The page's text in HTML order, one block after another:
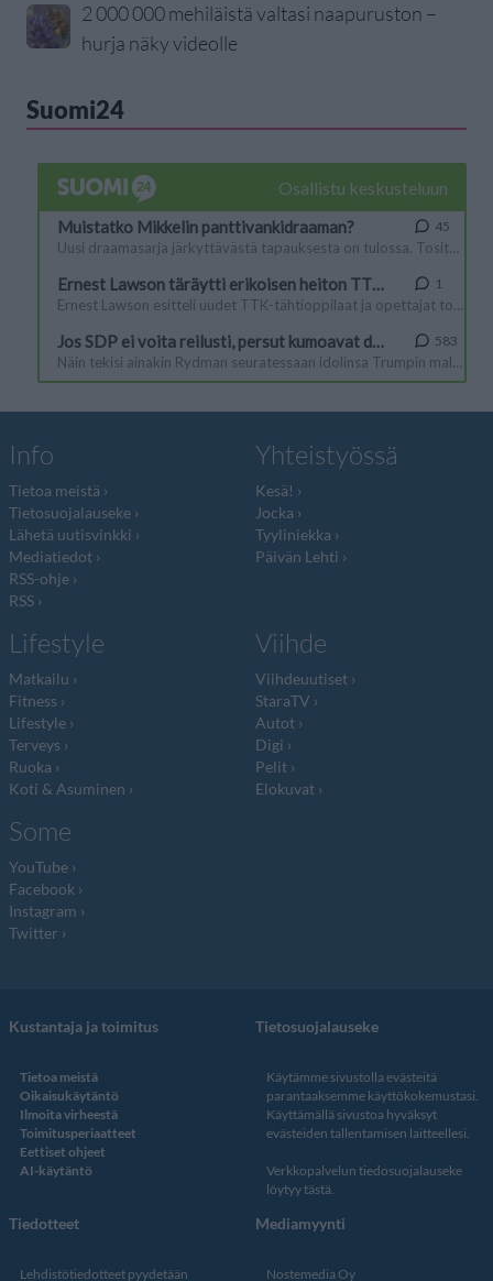
2 000 000 mehiläistä valtasi naapuruston –
hurja näky videolle
Suomi24
Info
Tietoa meistä
Tietosuojalauseke
Lähetä uutisvinkki
Mediatiedot
RSS-ohje
RSS
Yhteistyössä
Kesä!
Jocka
Tyyliniekka
Päivän Lehti
Lifestyle
Matkailu
Fitness
Lifestyle
Terveys
Ruoka
Koti & Asuminen
Viihde
Viihdeuutiset
StaraTV
Autot
Digi
Pelit
Elokuvat
Some
YouTube
Facebook
Instagram
Twitter
Kustantaja ja toimitus
Tietoa meistä
Oikaisukäytäntö
Ilmoita virheestä
Toimitusperiaatteet
Eettiset ohjeet
AI-käytäntö
Tietosuojalauseke
Käytämme sivustolla evästeitä
parantaaksemme käyttökokemustasi.
Käyttämällä sivustoa hyväksyt
evästeiden tallentamisen laitteellesi.
Verkkopalvelun tiedosuojalauseke
löytyy tästä.
Tiedotteet
Lehdistötiedotteet pyydetään
Mediamyynti
Nostemedia Oy